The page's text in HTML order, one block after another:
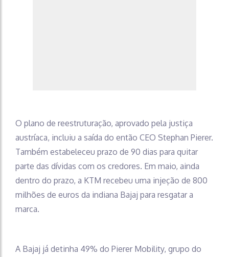
O plano de reestruturação, aprovado pela justiça
austríaca, incluiu a saída do então CEO Stephan Pierer.
Também estabeleceu prazo de 90 dias para quitar
parte das dívidas com os credores. Em maio, ainda
dentro do prazo, a KTM recebeu uma injeção de 800
milhões de euros da indiana Bajaj para resgatar a
marca.
A Bajaj já detinha 49% do Pierer Mobility, grupo do